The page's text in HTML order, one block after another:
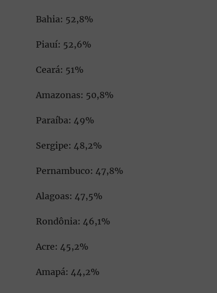
Bahia: 52,8%
Piauí: 52,6%
Ceará: 51%
Amazonas: 50,8%
Paraíba: 49%
Sergipe: 48,2%
Pernambuco: 47,8%
Alagoas: 47,5%
Rondônia: 46,1%
Acre: 45,2%
Amapá: 44,2%